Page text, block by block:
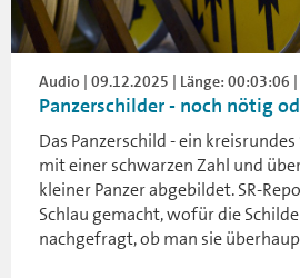
Audio | 09.12.2025 | Länge: 00:03:06 |
Panzerschilder - noch nötig
Das Panzerschild - ein
mit einer schwarzen Zahl und
kleiner Panzer abgebildet. SR-
Schlau gemacht, wofür die
nachgefragt, ob man sie